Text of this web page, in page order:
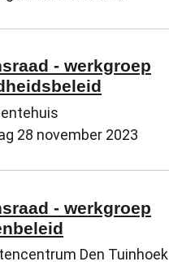
- werkgroep
28 november 2023
- werkgroep
Den Tuinhoek